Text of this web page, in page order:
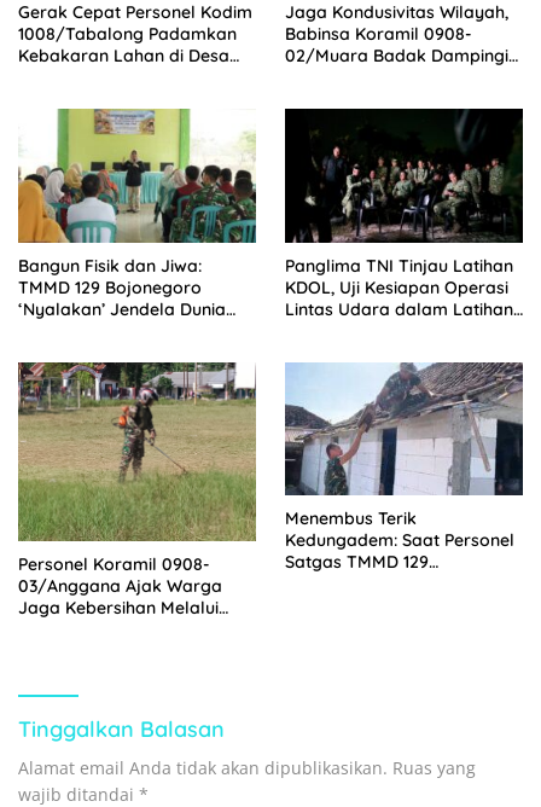
Gerak Cepat Personel Kodim
1008/Tabalong Padamkan
Kebakaran Lahan di Desa
Jaga Kondusivitas Wilayah,
Babinsa Koramil 0908-
02/Muara Badak Dampingi
Bangun Fisik dan Jiwa:
TMMD 129 Bojonegoro
‘Nyalakan’ Jendela Dunia
Panglima TNI Tinjau Latihan
KDOL, Uji Kesiapan Operasi
Lintas Udara dalam Latihan
Personel Koramil 0908-
03/Anggana Ajak Warga
Jaga Kebersihan Melalui
Menembus Terik
Kedungadem: Saat Personel
Satgas TMMD 129
Tinggalkan Balasan
Alamat email Anda tidak akan dipublikasikan. Ruas yang
wajib ditandai *